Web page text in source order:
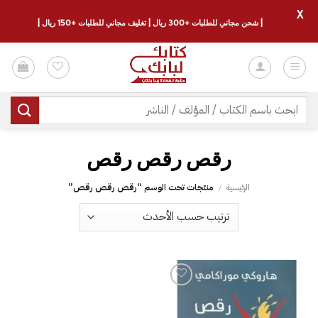
للمحتوى
البحث
عن:
رقص رقص رقص
الرئيسية / منتجات تحت الوسم “رقص رقص رقص”
| شحن مجاني للطلبات +300 ريال | تغليف مجاني للطلبات +150 ريال |
X